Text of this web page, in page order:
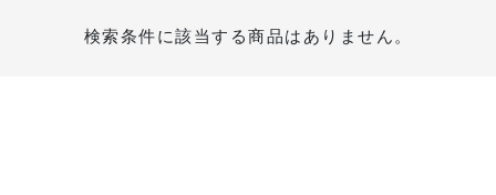
検索条件に該当する商品はありません。